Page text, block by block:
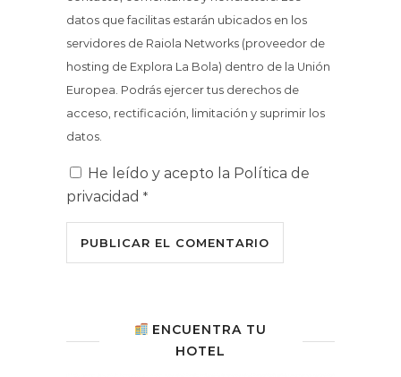
datos que facilitas estarán ubicados en los
servidores de Raiola Networks (proveedor de
hosting de Explora La Bola) dentro de la Unión
Europea. Podrás ejercer tus derechos de
acceso, rectificación, limitación y suprimir los
datos.
He leído y acepto la Política de
privacidad *
ENCUENTRA TU
HOTEL